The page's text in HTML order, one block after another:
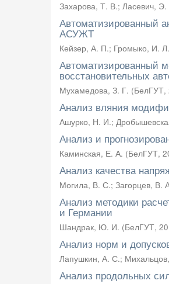
Захарова, Т. В.; Ласевич,
Автоматизированный
АСУЖТ
Кейзер, А. П.; Громыко, И. Л.
Автоматизированный
восстановительных
Мухамедова, З. Г. (БелГУТ,
Анализ вляния
Ашурко, Н. И.;
Анализ и
Каминская, Е. А. (БелГУТ,
Анализ качества
Могила, В. С.; Загорцев, В.
Анализ методики
и Германии
Шандрак, Ю. И. (БелГУТ,
Анализ норм и
Лапушкин, А. С.;
Анализ продольных